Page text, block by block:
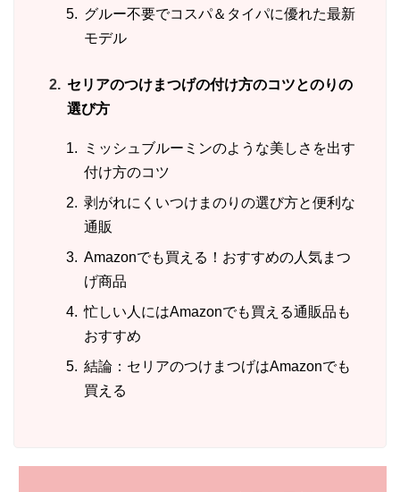
グルー不要でコスパ＆タイパに優れた最新
モデル
セリアのつけまつげの付け方のコツとのりの
選び方
ミッシュブルーミンのような美しさを出す
付け方のコツ
剥がれにくいつけまのりの選び方と便利な
通販
Amazonでも買える！おすすめの人気まつ
げ商品
忙しい人にはAmazonでも買える通販品も
おすすめ
結論：セリアのつけまつげはAmazonでも
買える